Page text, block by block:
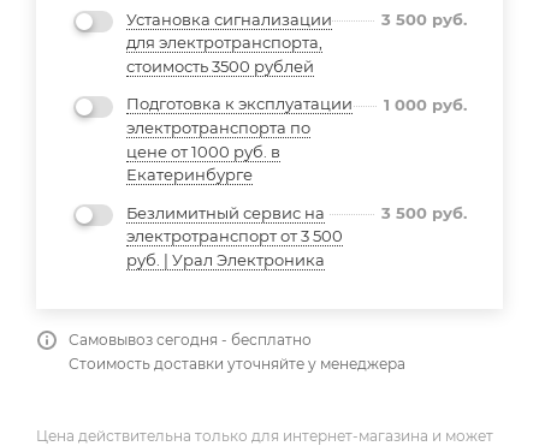
Установка сигнализации
для электротранспорта,
стоимость 3500 рублей
3 500 руб.
Подготовка к эксплуатации
электротранспорта по
цене от 1000 руб. в
Екатеринбурге
1 000 руб.
Безлимитный сервис на
электротранспорт от 3 500
руб. | Урал Электроника
3 500 руб.
Самовывоз сегодня - бесплатно
Стоимость доставки уточняйте у менеджера
Цена действительна только для интернет-магазина и может